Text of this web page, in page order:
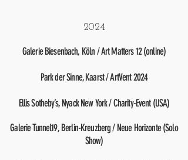
2024
Galerie Biesenbach, Köln / Art Matters 12 (online)
Park der Sinne, Kaarst / ArtVent 2024
Ellis Sotheby’s, Nyack New York / Charity-Event (USA)
Galerie Tunnel19, Berlin-Kreuzberg / Neue Horizonte (Solo
Show)